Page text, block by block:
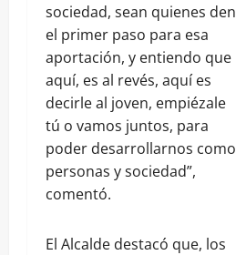
sociedad, sean quienes den
el primer paso para esa
aportación, y entiendo que
aquí, es al revés, aquí es
decirle al joven, empiézale
tú o vamos juntos, para
poder desarrollarnos como
personas y sociedad”,
comentó.
El Alcalde destacó que, los